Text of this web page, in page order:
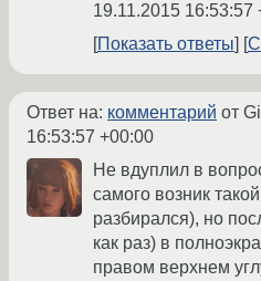
19.11.2015 16:53:57
Показать ответы
Ответ на: комментарий от
16:53:57 +00:00
Не вдуплил в
самого возник
разбирался), но
как раз) в
правом верхнем